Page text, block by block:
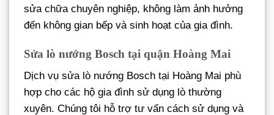
sửa chữa chuyên nghiệp, không làm ảnh hưởng
đến không gian bếp và sinh hoạt của gia đình.
Sửa lò nướng Bosch tại quận Hoàng Mai
Dịch vụ sửa lò nướng Bosch tại Hoàng Mai phù
hợp cho các hộ gia đình sử dụng lò thường
xuyên. Chúng tôi hỗ trợ tư vấn cách sử dụng và